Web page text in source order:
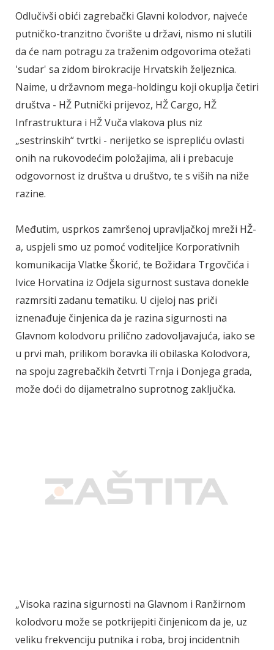
Odlučivši obići zagrebački Glavni kolodvor, najveće
putničko-tranzitno čvorište u državi, nismo ni slutili
da će nam potragu za traženim odgovorima otežati
'sudar' sa zidom birokracije Hrvatskih željeznica.
Naime, u državnom mega-holdingu koji okuplja četiri
društva - HŽ Putnički prijevoz, HŽ Cargo, HŽ
Infrastruktura i HŽ Vuča vlakova plus niz
„sestrinskih“ tvrtki - nerijetko se isprepliću ovlasti
onih na rukovodećim položajima, ali i prebacuje
odgovornost iz društva u društvo, te s viših na niže
razine.
Međutim, usprkos zamršenoj upravljačkoj mreži HŽ-
a, uspjeli smo uz pomoć voditeljice Korporativnih
komunikacija Vlatke Škorić, te Božidara Trgovčića i
Ivice Horvatina iz Odjela sigurnost sustava donekle
razmrsiti zadanu tematiku. U cijeloj nas priči
iznenađuje činjenica da je razina sigurnosti na
Glavnom kolodvoru prilično zadovoljavajuća, iako se
u prvi mah, prilikom boravka ili obilaska Kolodvora,
na spoju zagrebačkih četvrti Trnja i Donjega grada,
može doći do dijametralno suprotnog zaključka.
„Visoka razina sigurnosti na Glavnom i Ranžirnom
kolodvoru može se potkrijepiti činjenicom da je, uz
veliku frekvenciju putnika i roba, broj incidentnih